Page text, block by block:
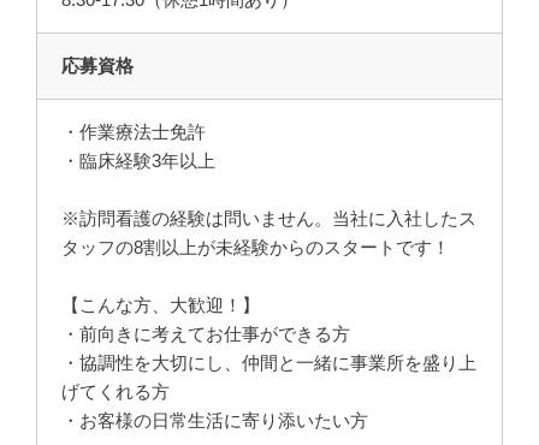
応募資格
・作業療法士免許
・臨床経験3年以上
※訪問看護の経験は問いません。当社に入社したス
タッフの8割以上が未経験からのスタートです！
【こんな方、大歓迎！】
・前向きに考えてお仕事ができる方
・協調性を大切にし、仲間と一緒に事業所を盛り上
げてくれる方
・お客様の日常生活に寄り添いたい方